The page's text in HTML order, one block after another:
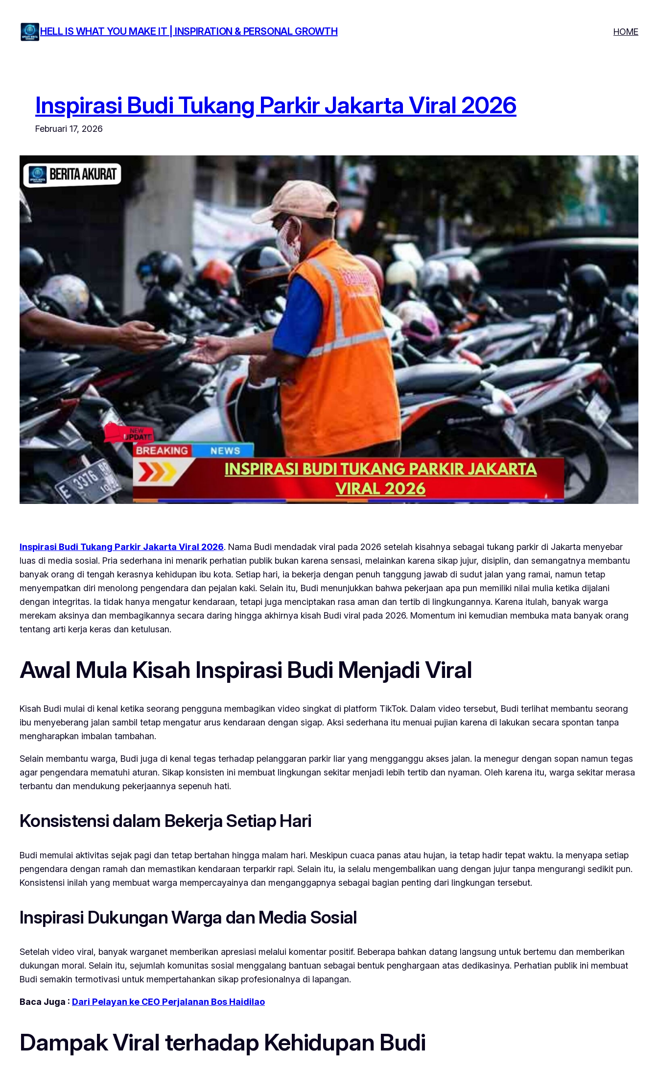
konten
HELL IS WHAT YOU MAKE IT | INSPIRATION & PERSONAL GROWTH HOME
Inspirasi Budi Tukang Parkir Jakarta Viral 2026
Februari 17, 2026
Inspirasi Budi Tukang Parkir Jakarta Viral 2026. Nama Budi mendadak viral pada 2026 setelah kisahnya sebagai tukang parkir di Jakarta menyebar
luas di media sosial. Pria sederhana ini menarik perhatian publik bukan karena sensasi, melainkan karena sikap jujur, disiplin, dan semangatnya membantu
banyak orang di tengah kerasnya kehidupan ibu kota. Setiap hari, ia bekerja dengan penuh tanggung jawab di sudut jalan yang ramai, namun tetap
menyempatkan diri menolong pengendara dan pejalan kaki. Selain itu, Budi menunjukkan bahwa pekerjaan apa pun memiliki nilai mulia ketika dijalani
dengan integritas. Ia tidak hanya mengatur kendaraan, tetapi juga menciptakan rasa aman dan tertib di lingkungannya. Karena itulah, banyak warga
merekam aksinya dan membagikannya secara daring hingga akhirnya kisah Budi viral pada 2026. Momentum ini kemudian membuka mata banyak orang
tentang arti kerja keras dan ketulusan.
Awal Mula Kisah Inspirasi Budi Menjadi Viral
Kisah Budi mulai di kenal ketika seorang pengguna membagikan video singkat di platform TikTok. Dalam video tersebut, Budi terlihat membantu seorang
ibu menyeberang jalan sambil tetap mengatur arus kendaraan dengan sigap. Aksi sederhana itu menuai pujian karena di lakukan secara spontan tanpa
mengharapkan imbalan tambahan.
Selain membantu warga, Budi juga di kenal tegas terhadap pelanggaran parkir liar yang mengganggu akses jalan. Ia menegur dengan sopan namun tegas
agar pengendara mematuhi aturan. Sikap konsisten ini membuat lingkungan sekitar menjadi lebih tertib dan nyaman. Oleh karena itu, warga sekitar merasa
terbantu dan mendukung pekerjaannya sepenuh hati.
Konsistensi dalam Bekerja Setiap Hari
Budi memulai aktivitas sejak pagi dan tetap bertahan hingga malam hari. Meskipun cuaca panas atau hujan, ia tetap hadir tepat waktu. Ia menyapa setiap
pengendara dengan ramah dan memastikan kendaraan terparkir rapi. Selain itu, ia selalu mengembalikan uang dengan jujur tanpa mengurangi sedikit pun.
Konsistensi inilah yang membuat warga mempercayainya dan menganggapnya sebagai bagian penting dari lingkungan tersebut.
Inspirasi Dukungan Warga dan Media Sosial
Setelah video viral, banyak warganet memberikan apresiasi melalui komentar positif. Beberapa bahkan datang langsung untuk bertemu dan memberikan
dukungan moral. Selain itu, sejumlah komunitas sosial menggalang bantuan sebagai bentuk penghargaan atas dedikasinya. Perhatian publik ini membuat
Budi semakin termotivasi untuk mempertahankan sikap profesionalnya di lapangan.
Baca Juga : Dari Pelayan ke CEO Perjalanan Bos Haidilao
Dampak Viral terhadap Kehidupan Budi